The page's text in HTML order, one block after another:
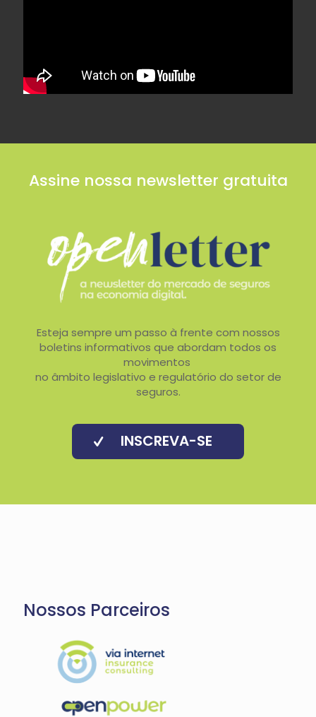
Assine nossa newsletter gratuita
Esteja sempre um passo à frente com nossos
boletins informativos que abordam todos os
movimentos
no âmbito legislativo e regulatório do setor de
seguros.
INSCREVA-SE
Nossos Parceiros